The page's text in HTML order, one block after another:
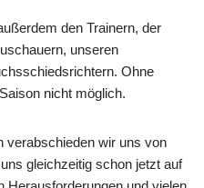
den Trainern, der
unseren
Ohne
nicht möglich.
verabschieden wir uns von
gleichzeitig schon jetzt auf